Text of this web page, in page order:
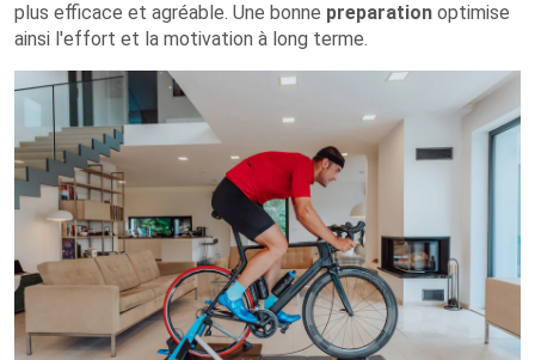
plus efficace et agréable. Une bonne preparation optimise
ainsi l'effort et la motivation à long terme.